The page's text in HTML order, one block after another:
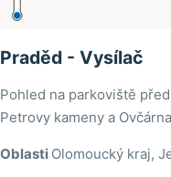
Praděd - Vysílač
Pohled na parkoviště
Petrovy kameny a
Oblasti Olomoucký kraj,